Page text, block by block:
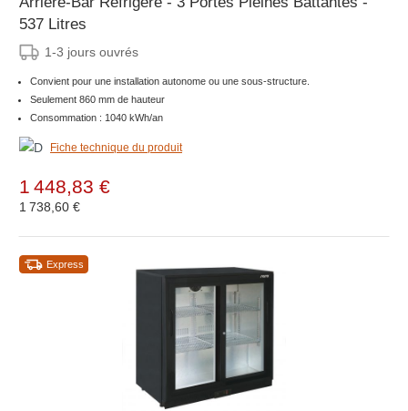
537 Litres
1-3 jours ouvrés
Convient pour une installation autonome ou une sous-structure.
Seulement 860 mm de hauteur
Consommation : 1040 kWh/an
Fiche technique du produit
1 448,83 €
1 738,60 €
Express